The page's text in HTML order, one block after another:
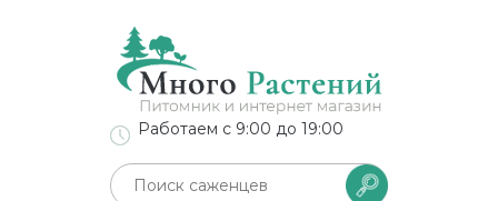
Работаем с 9:00 до 19:00